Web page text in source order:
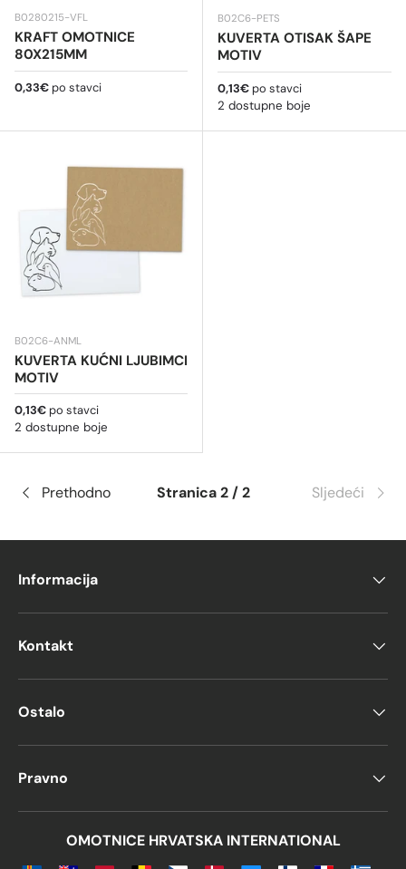
B0280215-VFL
KRAFT OMOTNICE
80X215MM
Redovna cijena
0,33€ po stavci
B02C6-PETS
KUVERTA OTISAK ŠAPE
MOTIV
Redovna cijena
0,13€ po stavci
2 dostupne boje
B02C6-ANML
KUVERTA KUĆNI LJUBIMCI
MOTIV
Redovna cijena
0,13€ po stavci
2 dostupne boje
Prethodno Stranica 2 / 2 Sljedeći
Informacija
Kontakt
Ostalo
Pravno
OMOTNICE HRVATSKA INTERNATIONAL